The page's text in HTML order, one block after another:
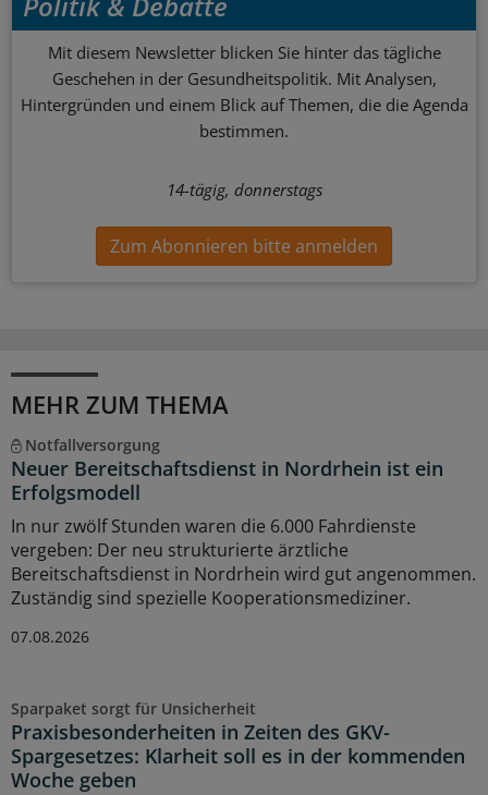
Mit diesem Newsletter blicken Sie hinter das tägliche
Geschehen in der Gesundheitspolitik. Mit Analysen,
Hintergründen und einem Blick auf Themen, die die Agenda
bestimmen.
14-tägig, donnerstags
Zum Abonnieren bitte anmelden
MEHR ZUM THEMA
Notfallversorgung
Neuer Bereitschaftsdienst in Nordrhein ist ein
Erfolgsmodell
In nur zwölf Stunden waren die 6.000 Fahrdienste
vergeben: Der neu strukturierte ärztliche
Bereitschaftsdienst in Nordrhein wird gut angenommen.
Zuständig sind spezielle Kooperationsmediziner.
07.08.2026
Sparpaket sorgt für Unsicherheit
Praxisbesonderheiten in Zeiten des GKV-
Spargesetzes: Klarheit soll es in der kommenden
Woche geben